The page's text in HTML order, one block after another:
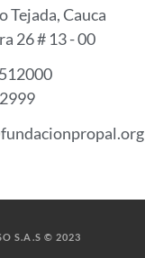
Tejada, Cauca
26 # 13 - 00
S.A.S © 2023